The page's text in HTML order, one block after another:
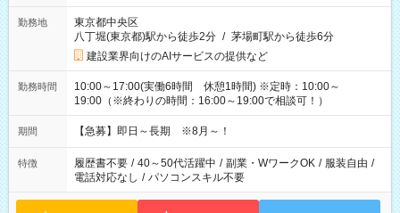
勤務地
東京都中央区
八丁堀(東京都)駅から徒歩2分 / 茅場町駅から徒歩6分
建設業界向けのAIサービスの提供など
勤務時間
10:00～17:00(実働6時間 休憩1時間) ※定時：10:00～
19:00（※終わりの時間：16:00～19:00で相談可！）
期間 【急募】即日～長期 ※8月～！
特徴 履歴書不要 / 40～50代活躍中 / 副業・WワークOK / 服装自由 /
電話対応なし / パソコンスキル不要